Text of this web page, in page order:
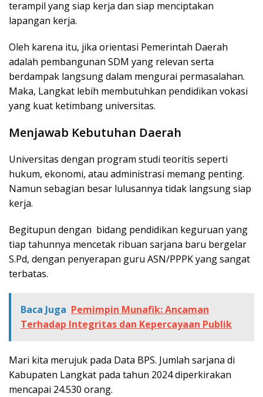
terampil yang siap kerja dan siap menciptakan
lapangan kerja.
Oleh karena itu, jika orientasi Pemerintah Daerah
adalah pembangunan SDM yang relevan serta
berdampak langsung dalam mengurai permasalahan.
Maka, Langkat lebih membutuhkan pendidikan vokasi
yang kuat ketimbang universitas.
Menjawab Kebutuhan Daerah
Universitas dengan program studi teoritis seperti
hukum, ekonomi, atau administrasi memang penting.
Namun sebagian besar lulusannya tidak langsung siap
kerja.
Begitupun dengan bidang pendidikan keguruan yang
tiap tahunnya mencetak ribuan sarjana baru bergelar
S.Pd, dengan penyerapan guru ASN/PPPK yang sangat
terbatas.
Baca Juga Pemimpin Munafik: Ancaman
Terhadap Integritas dan Kepercayaan Publik
Mari kita merujuk pada Data BPS. Jumlah sarjana di
Kabupaten Langkat pada tahun 2024 diperkirakan
mencapai 24.530 orang.